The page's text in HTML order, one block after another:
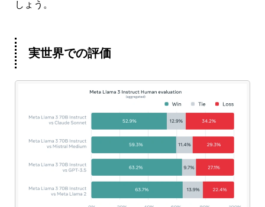
しょう。
実世界での評価